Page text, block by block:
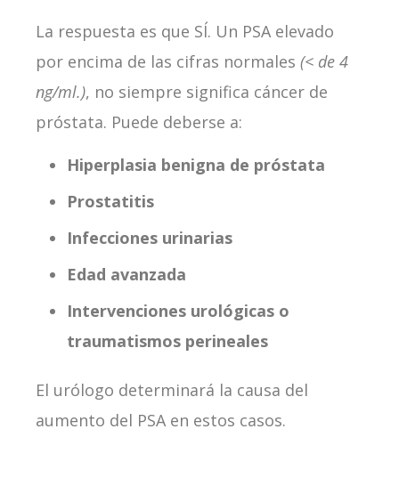
La respuesta es que SÍ. Un PSA elevado
por encima de las cifras normales (< de 4
ng/ml.), no siempre significa cáncer de
próstata. Puede deberse a:
Hiperplasia benigna de próstata
Prostatitis
Infecciones urinarias
Edad avanzada
Intervenciones urológicas o
traumatismos perineales
El urólogo determinará la causa del
aumento del PSA en estos casos.